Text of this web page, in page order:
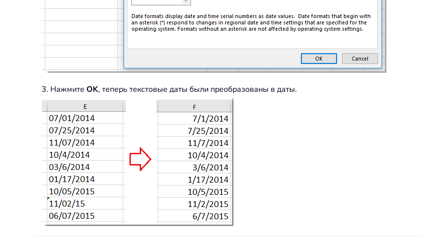
3. Нажмите OK, теперь текстовые даты были преобразованы в даты.